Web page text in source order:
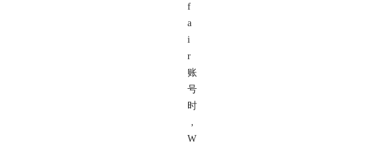
f
a
i
r
账
号
时
，
W